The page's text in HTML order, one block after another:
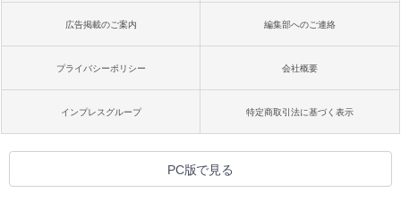
広告掲載のご案内 編集部へのご連絡
プライバシーポリシー 会社概要
インプレスグループ 特定商取引法に基づく表示
PC版で見る